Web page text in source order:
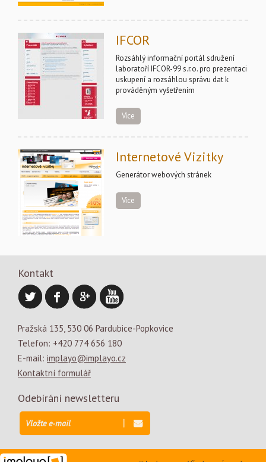
IFCOR
Rozsáhlý informační portál sdružení
laboratoří IFCOR-99 s.r.o. pro prezentaci
uskupení a rozsáhlou správu dat k
prováděným vyšetřením
Více
Internetové Vizitky
Generátor webových stránek
Více
Kontakt
Pražská 135, 530 06 Pardubice-Popkovice
Telefon: +420 774 656 180
E-mail: implayo@implayo.cz
Kontaktní formulář
Odebírání newsletteru